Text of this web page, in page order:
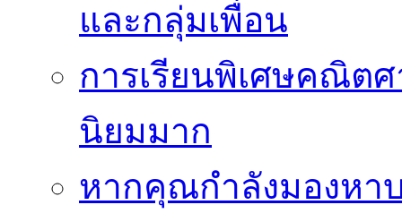
และกลุ่มเพื่อน
การเรียนพิเศษคณิต
นิยมมาก
หากคุณกำลังมองหา